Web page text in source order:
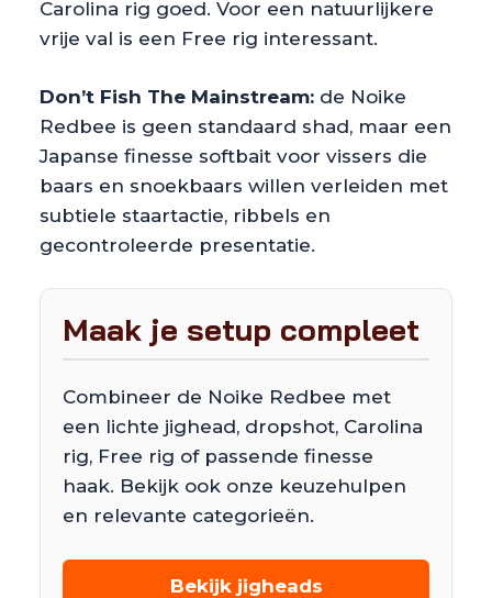
Carolina rig goed. Voor een natuurlijkere
vrije val is een Free rig interessant.
Don’t Fish The Mainstream: de Noike
Redbee is geen standaard shad, maar een
Japanse finesse softbait voor vissers die
baars en snoekbaars willen verleiden met
subtiele staartactie, ribbels en
gecontroleerde presentatie.
Maak je setup compleet
Combineer de Noike Redbee met
een lichte jighead, dropshot, Carolina
rig, Free rig of passende finesse
haak. Bekijk ook onze keuzehulpen
en relevante categorieën.
Bekijk jigheads